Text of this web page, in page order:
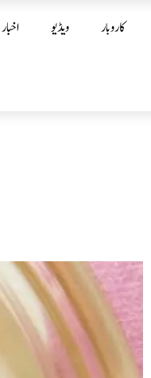
اخبار ویڈیو کاروبار